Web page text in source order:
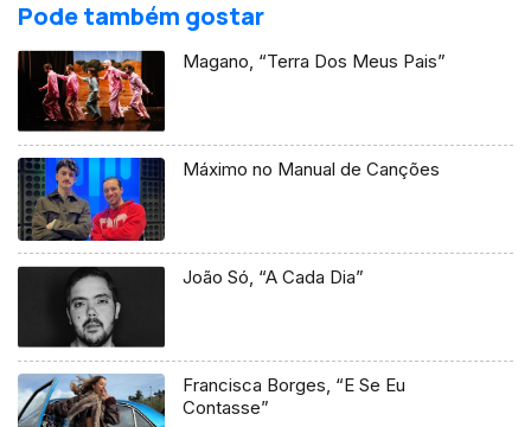
Pode também gostar
Magano, “Terra Dos Meus Pais”
Máximo no Manual de Canções
João Só, “A Cada Dia”
Francisca Borges, “E Se Eu
Contasse”